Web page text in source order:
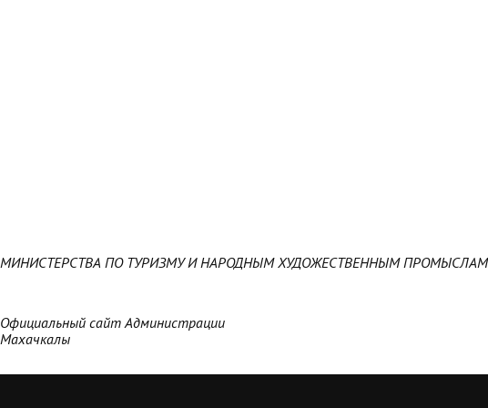
МИНИСТЕРСТВА ПО ТУРИЗМУ И НАРОДНЫМ ХУДОЖЕСТВЕННЫМ ПРОМЫСЛАМ
Официальный сайт Администрации
Махачкалы